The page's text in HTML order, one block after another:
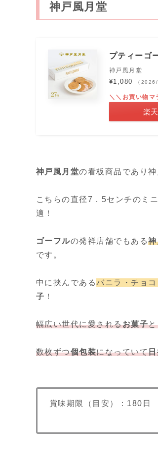
神戸風月堂
プティー
神戸風月堂
¥1,080 （
＼＼お買い物
楽
神戸風月堂の看板商品であり
こちらの直径7．5センチのミ
適！
ゴーフルの発祥店舗でもある
です。
中に挟んであるバニラ・チョ
子 ！
幅広い世代に愛されるお菓子
数枚ずつ個包装になっていて
賞味期限（目安）：180日